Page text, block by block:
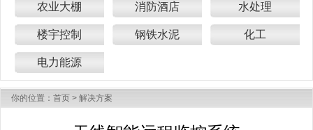
农业大棚 消防酒店 水处理
楼宇控制 钢铁水泥 化工
电力能源
你的位置： 首页 > 解决方案